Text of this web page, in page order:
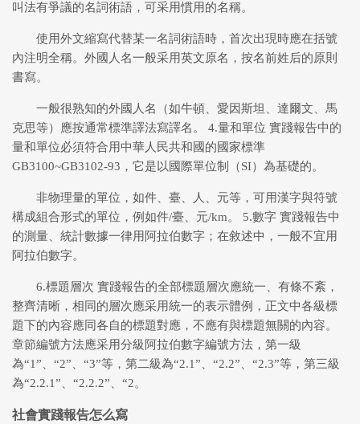
叫法有爭議的名詞術語，可采用慣用的名稱。
使用外文縮寫代替某一名詞術語時，首次出現時應在括號
內注明全稱。外國人名一般采用英文原名，按名前姓后的原則
書寫。
一般很熟知的外國人名（如牛頓、愛因斯坦、達爾文、馬
克思等）應按通常標準譯法寫譯名。 4.量和單位 實踐報告中的
量和單位必須符合用中華人民共和國的國家標準
GB3100~GB3102-93，它是以國際單位制（SI）為基礎的。
非物理量的單位，如件、臺、人、元等，可用漢字與符號
構成組合形式的單位，例如件/臺、元/km。 5.數字 實踐報告中
的測量、統計數據一律用阿拉伯數字；在敘述中，一般不宜用
阿拉伯數字。
6.標題層次 實踐報告的全部標題層次應統一、有條不紊，
整齊清晰，相同的層次應采用統一的表示體例，正文中各級標
題下的內容應同各自的標題對應，不應有與標題無關的內容。
章節編號方法應采用分級阿拉伯數字編號方法，第一級
為“1”、“2”、“3”等，第二級為“2.1”、“2.2”、“2.3”等，第三級
為“2.2.1”、“2.2.2”、“2。
社會實踐報告怎么寫